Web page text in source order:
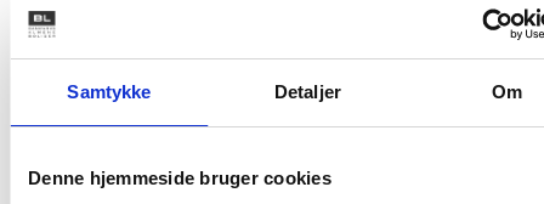
Samtykke Detaljer Om
Denne hjemmeside bruger cookies
Med venlig hilsen